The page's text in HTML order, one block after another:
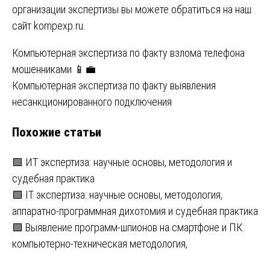
организации экспертизы вы можете обратиться на наш
сайт kompexp.ru
Навигация
по
записям
Компьютерная экспертиза по факту взлома телефона
мошенниками 📱💼
Компьютерная экспертиза по факту выявления
несанкционированного подключения
Похожие статьи
🟩 ИТ экспертиза: научные основы, методология и
судебная практика
🟩 IT экспертиза: научные основы, методология,
аппаратно-программная дихотомия и судебная практика
🟩 Выявление программ-шпионов на смартфоне и ПК:
компьютерно-техническая методология,